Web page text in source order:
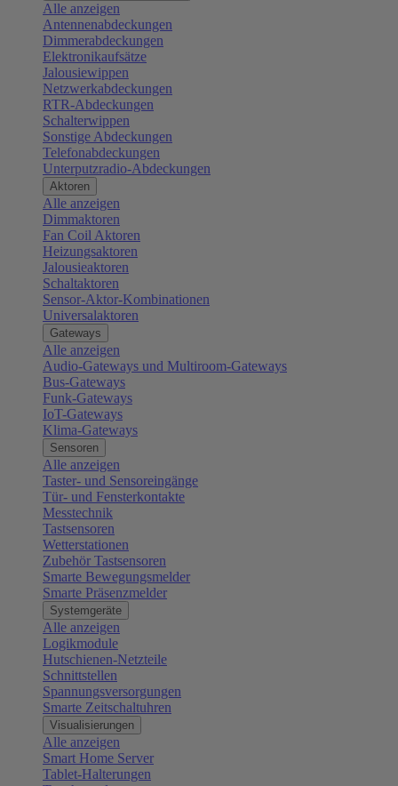
Alle anzeigen
Antennenabdeckungen
Dimmerabdeckungen
Elektronikaufsätze
Jalousiewippen
Netzwerkabdeckungen
RTR-Abdeckungen
Schalterwippen
Sonstige Abdeckungen
Telefonabdeckungen
Unterputzradio-Abdeckungen
Aktoren
Alle anzeigen
Dimmaktoren
Fan Coil Aktoren
Heizungsaktoren
Jalousieaktoren
Schaltaktoren
Sensor-Aktor-Kombinationen
Universalaktoren
Gateways
Alle anzeigen
Audio-Gateways und Multiroom-Gateways
Bus-Gateways
Funk-Gateways
IoT-Gateways
Klima-Gateways
Sensoren
Alle anzeigen
Taster- und Sensoreingänge
Tür- und Fensterkontakte
Messtechnik
Tastsensoren
Wetterstationen
Zubehör Tastsensoren
Smarte Bewegungsmelder
Smarte Präsenzmelder
Systemgeräte
Alle anzeigen
Logikmodule
Hutschienen-Netzteile
Schnittstellen
Spannungsversorgungen
Smarte Zeitschaltuhren
Visualisierungen
Alle anzeigen
Smart Home Server
Tablet-Halterungen